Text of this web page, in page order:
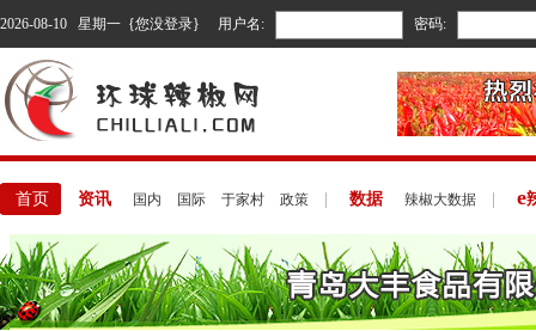
2026-08-10 星期一 {您没登录} 用户名: 密码:
首页 资讯 国内 国际 于家村 政策 数据 辣椒大数据 e